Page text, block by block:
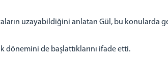
uzayabildiğini anlatan Gül, bu konularda
dönemini de başlattıklarını ifade etti.